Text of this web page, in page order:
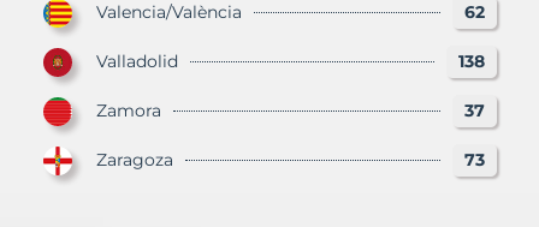
Valencia/València 62
Valladolid 138
Zamora 37
Zaragoza 73